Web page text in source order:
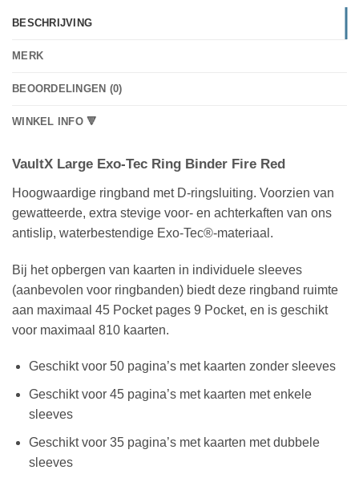
BESCHRIJVING
MERK
BEOORDELINGEN (0)
WINKEL INFO 🔻
VaultX Large Exo-Tec Ring Binder Fire Red
Hoogwaardige ringband met D-ringsluiting. Voorzien van
gewatteerde, extra stevige voor- en achterkaften van ons
antislip, waterbestendige Exo-Tec®-materiaal.
Bij het opbergen van kaarten in individuele sleeves
(aanbevolen voor ringbanden) biedt deze ringband ruimte
aan maximaal 45 Pocket pages 9 Pocket, en is geschikt
voor maximaal 810 kaarten.
Geschikt voor 50 pagina’s met kaarten zonder sleeves
Geschikt voor 45 pagina’s met kaarten met enkele
sleeves
Geschikt voor 35 pagina’s met kaarten met dubbele
sleeves